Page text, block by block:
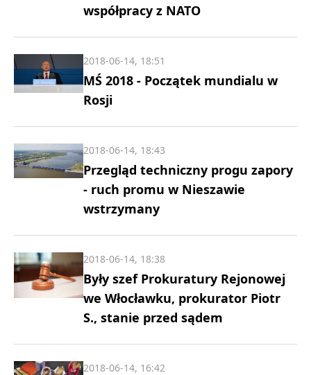
współpracy z NATO
MŚ 2018 - Początek mundialu w
Rosji
2018-06-14, 18:51
Przegląd techniczny progu zapory
- ruch promu w Nieszawie
wstrzymany
2018-06-14, 18:43
Były szef Prokuratury Rejonowej
we Włocławku, prokurator Piotr
S., stanie przed sądem
2018-06-14, 18:38
2018-06-14, 16:42